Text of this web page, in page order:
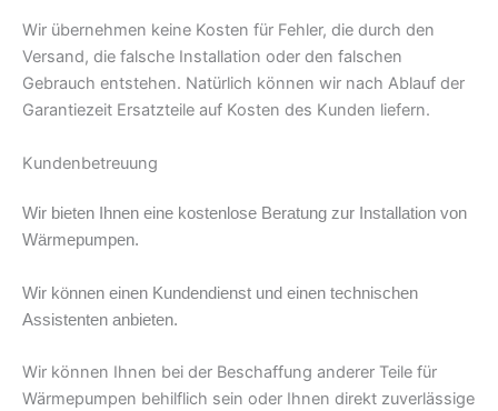
Größe der Einheit (mm) L*H*B
Schutzklasse
Lärmpegel
Komponente Regulierung
Verdampfer HX
Wir übernehmen keine Kosten für Fehler, die durch den
Versand, die falsche Installation oder den falschen
Gebrauch entstehen. Natürlich können wir nach Ablauf der
Garantiezeit Ersatzteile auf Kosten des Kunden liefern.
Kundenbetreuung
Wir bieten Ihnen eine kostenlose Beratung zur Installation von
Wärmepumpen.
Wir können einen Kundendienst und einen technischen
Assistenten anbieten.
Wir können Ihnen bei der Beschaffung anderer Teile für
Wärmepumpen behilflich sein oder Ihnen direkt zuverlässige